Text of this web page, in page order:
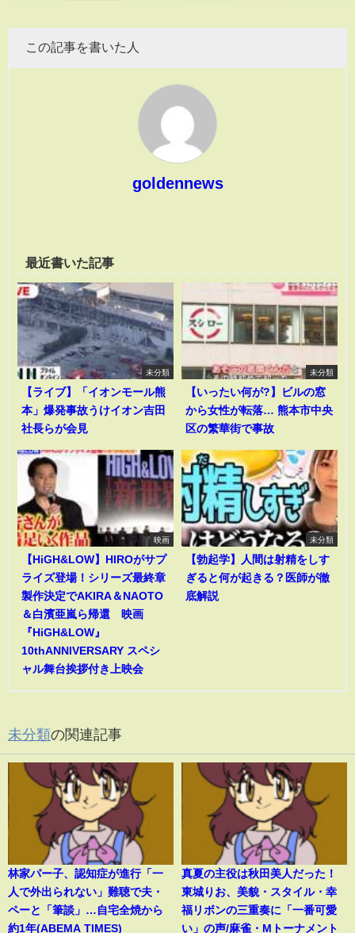
この記事を書いた人
goldennews
最近書いた記事
未分類
【ライブ】「イオンモール熊
本」爆発事故うけイオン吉田
社長らが会見
未分類
【いったい何が?】ビルの窓
から女性が転落… 熊本市中央
区の繁華街で事故
映画
【HiGH&LOW】HIROがサプ
ライズ登場！シリーズ最終章
製作決定でAKIRA＆NAOTO
＆白濱亜嵐ら帰還 映画
『HiGH&LOW』
10thANNIVERSARY スペシ
ャル舞台挨拶付き上映会
未分類
【勃起学】人間は射精をしす
ぎると何が起きる？医師が徹
底解説
未分類の関連記事
林家パー子、認知症が進行「一
人で外出られない」難聴で夫・
ペーと「筆談」…自宅全焼から
約1年(ABEMA TIMES)
真夏の主役は秋田美人だった！
東城りお、美貌・スタイル・幸
福リボンの三重奏に「一番可愛
い」の声/麻雀・Mトーナメント